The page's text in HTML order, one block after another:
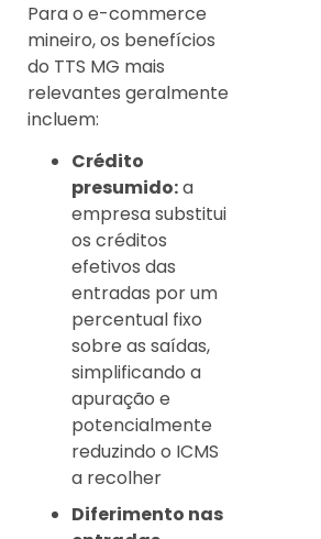
Para o e-commerce
mineiro, os benefícios
do TTS MG mais
relevantes geralmente
incluem:
Crédito
presumido:a
empresa substitui
os créditos
efetivos das
entradas por um
percentual fixo
sobre as saídas,
simplificando a
apuração e
potencialmente
reduzindo o ICMS
a recolher
Diferimento nas